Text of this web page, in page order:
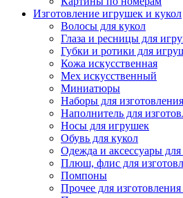
Изготовление игрушек и кукол
Волосы для кукол
Глаза и ресницы для
Губки и ротики для
Кожа искусственная
Мех искусственный
Миниатюры
Наборы для
Наполнитель для
Носы для игрушек
Обувь для кукол
Одежда и аксессуары для
Плюш, флис для
Помпоны
Прочее для